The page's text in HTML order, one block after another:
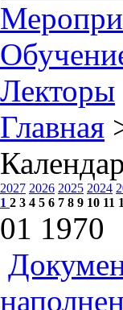
Лекторы
Главная
2027 2026 2025 2024
1 2 3 4 5 6 7 8 9 10 11
01 1970